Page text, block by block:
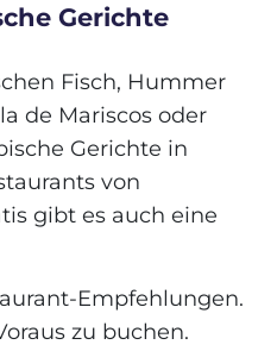
Gerichte
Fisch, Hummer
de Mariscos oder
Gerichte in
von
gibt es auch eine
Empfehlungen.
zu buchen.